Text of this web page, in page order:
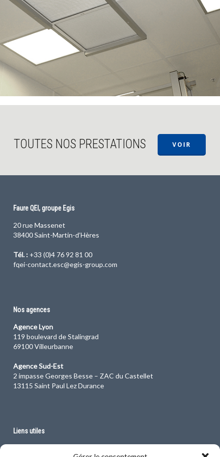
TOUTES NOS PRESTATIONS VOIR
Faure QEI, groupe Egis
20 rue Massenet
38400 Saint-Martin-d’Hères
Tél. :+33 (0)4 76 92 81 00
fqei-contact.esc@egis-group.com
Nos agences
Agence Lyon
119 boulevard de Stalingrad
69100 Villeurbanne
Agence Sud-Est
2 impasse Georges Besse – ZAC du Castellet
13115 Saint Paul Lez Durance
Liens utiles